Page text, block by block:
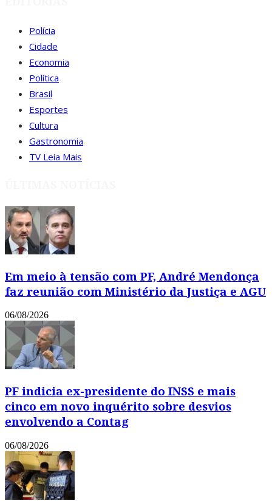
Polícia
Cidade
Economia
Política
Brasil
Esportes
Cultura
Gastronomia
TV Leia Mais
Em meio à tensão com PF, André Mendonça
faz reunião com Ministério da Justiça e AGU
06/08/2026
PF indicia ex-presidente do INSS e mais
cinco em novo inquérito sobre desvios
envolvendo a Contag
06/08/2026